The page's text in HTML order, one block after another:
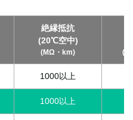
絶縁抵抗
(20℃空中)
(MΩ・km) (V/
1000以上
1000以上